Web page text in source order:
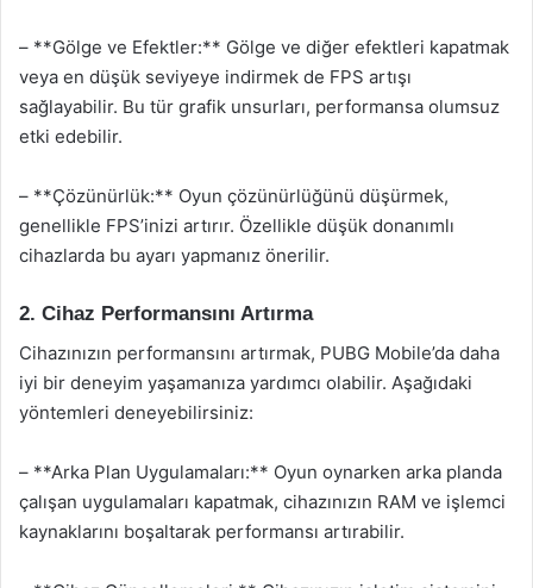
– **Gölge ve Efektler:** Gölge ve diğer efektleri kapatmak
veya en düşük seviyeye indirmek de FPS artışı
sağlayabilir. Bu tür grafik unsurları, performansa olumsuz
etki edebilir.
– **Çözünürlük:** Oyun çözünürlüğünü düşürmek,
genellikle FPS’inizi artırır. Özellikle düşük donanımlı
cihazlarda bu ayarı yapmanız önerilir.
2. Cihaz Performansını Artırma
Cihazınızın performansını artırmak, PUBG Mobile’da daha
iyi bir deneyim yaşamanıza yardımcı olabilir. Aşağıdaki
yöntemleri deneyebilirsiniz:
– **Arka Plan Uygulamaları:** Oyun oynarken arka planda
çalışan uygulamaları kapatmak, cihazınızın RAM ve işlemci
kaynaklarını boşaltarak performansı artırabilir.